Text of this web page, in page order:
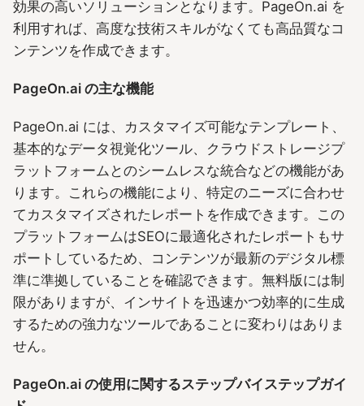
効果の高いソリューションとなります。PageOn.ai を
利用すれば、高度な技術スキルがなくても高品質なコ
ンテンツを作成できます。
PageOn.ai の主な機能
PageOn.ai には、カスタマイズ可能なテンプレート、
基本的なデータ視覚化ツール、クラウドストレージプ
ラットフォームとのシームレスな統合などの機能があ
ります。これらの機能により、特定のニーズに合わせ
てカスタマイズされたレポートを作成できます。この
プラットフォームはSEOに最適化されたレポートもサ
ポートしているため、コンテンツが最新のデジタル標
準に準拠していることを確認できます。無料版には制
限がありますが、インサイトを迅速かつ効率的に生成
するための強力なツールであることに変わりはありま
せん。
PageOn.ai の使用に関するステップバイステップガイ